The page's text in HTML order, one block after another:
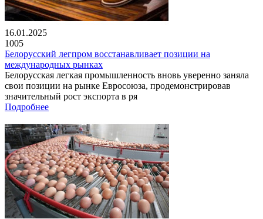
16.01.2025
1005
Белорусский легпром восстанавливает позиции на
международных рынках
Белорусская легкая промышленность вновь уверенно заняла
свои позиции на рынке Евросоюза, продемонстрировав
значительный рост экспорта в ря
Подробнее